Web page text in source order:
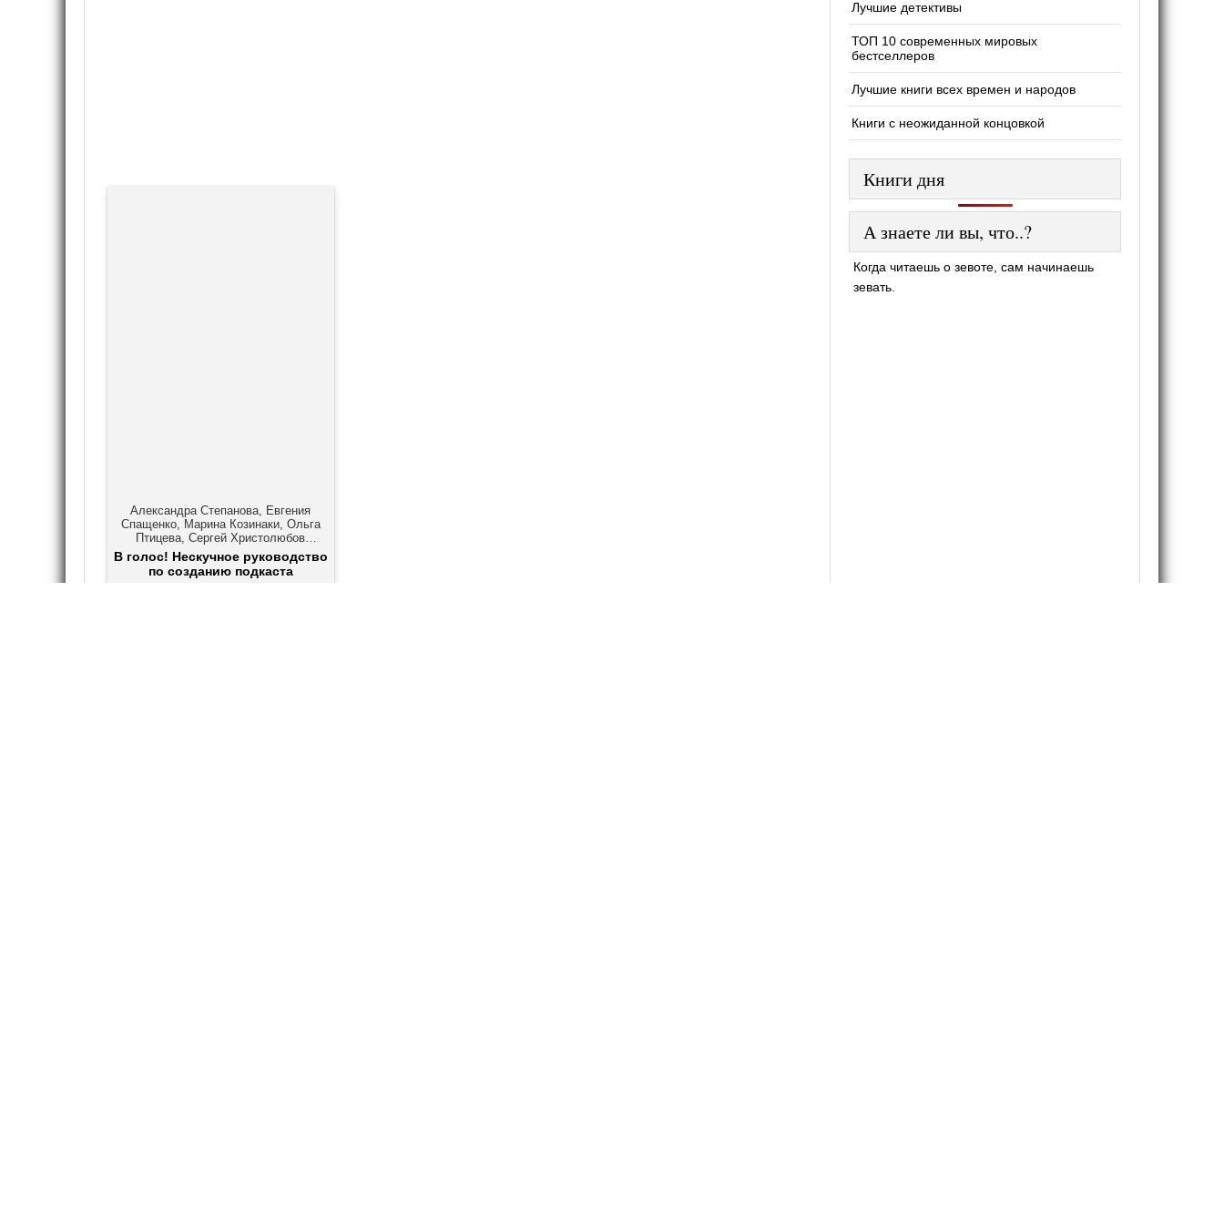
Александра Степанова, Евгения
Спащенко, Марина Козинаки, Ольга
Птицева, Сергей Христолюбов
Отраслевые издания, Руководства
В голос! Нескучное руководство
по созданию подкаста
Лучшие детективы
ТОП 10 современных мировых
бестселлеров
Лучшие книги всех времен и народов
Книги с неожиданной концовкой
Книги дня
А знаете ли вы, что..?
Когда читаешь о зевоте, сам начинаешь
зевать.